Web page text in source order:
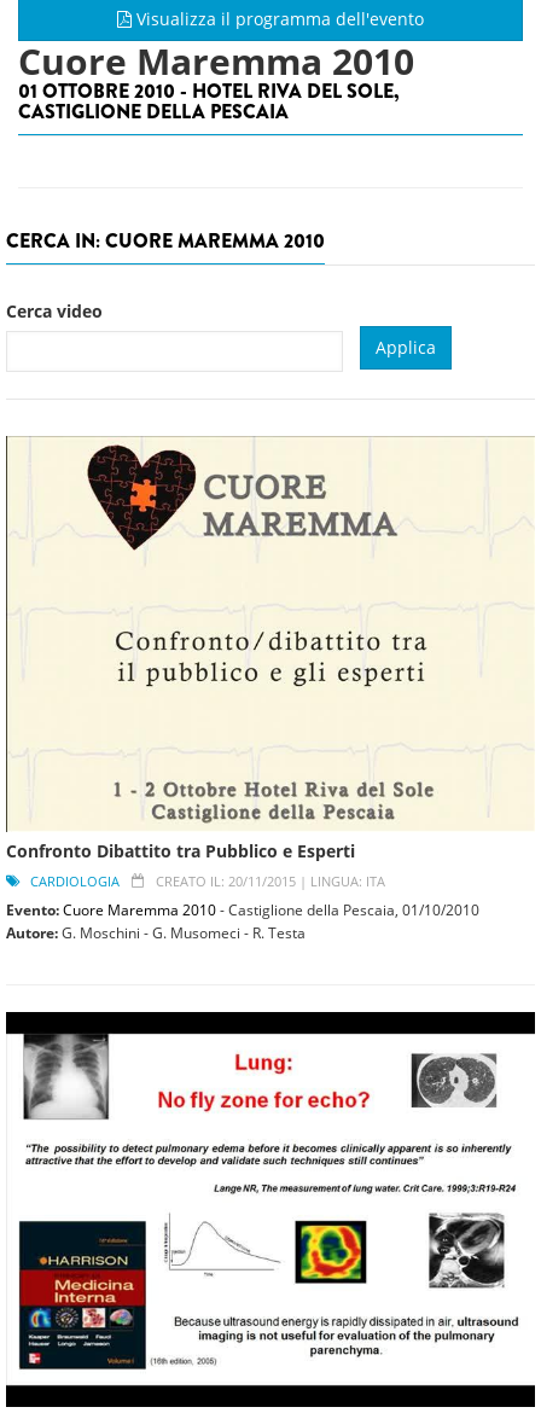
Visualizza il programma dell'evento
Cuore Maremma 2010
01 OTTOBRE 2010 - HOTEL RIVA DEL SOLE,
CASTIGLIONE DELLA PESCAIA
CERCA IN: CUORE MAREMMA 2010
Cerca video
Confronto Dibattito tra Pubblico e Esperti
CARDIOLOGIA CREATO IL: 20/11/2015 | LINGUA: ITA
Evento:Cuore Maremma 2010- Castiglione della Pescaia, 01/10/2010
Autore:G. Moschini - G. Musomeci - R. Testa